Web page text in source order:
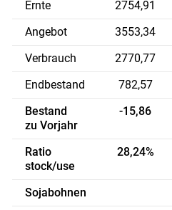
Ernte
2754,91
Angebot
3553,34
Verbrauch
2770,77
Endbestand
782,57
Bestand
zu Vorjahr
-15,86
Ratio
stock/use
28,24%
Sojabohnen